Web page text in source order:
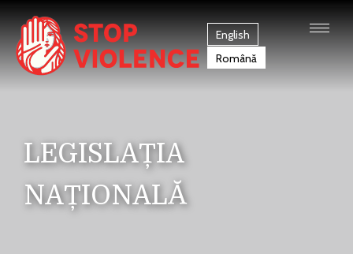
English
Română
LEGISLAȚIA
NAȚIONALĂ